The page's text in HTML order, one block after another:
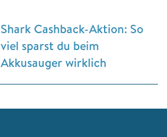
Shark Cashback-Aktion: So
viel sparst du beim
Akkusauger wirklich